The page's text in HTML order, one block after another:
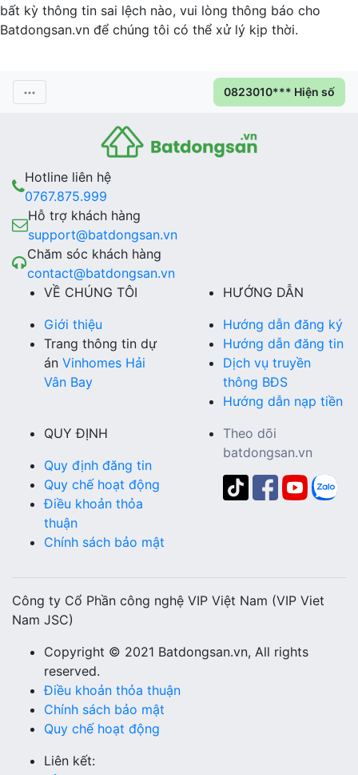
bất kỳ thông tin sai lệch nào, vui lòng thông báo cho
Batdongsan.vn để chúng tôi có thể xử lý kịp thời.
0823010*** Hiện số
Hotline liên hệ
0767.875.999
Hỗ trợ khách hàng
support@batdongsan.vn
Chăm sóc khách hàng
contact@batdongsan.vn
VỀ CHÚNG TÔI
Giới thiệu
Trang thông tin dự
án Vinhomes Hải
Vân Bay
HƯỚNG DẪN
Hướng dẫn đăng ký
Hướng dẫn đăng tin
Dịch vụ truyền
thông BĐS
Hướng dẫn nạp tiền
QUY ĐỊNH
Quy định đăng tin
Quy chế hoạt động
Điều khoản thỏa
thuận
Chính sách bảo mật
Theo dõi
batdongsan.vn
Công ty Cổ Phần công nghệ VIP Việt Nam (VIP Viet
Nam JSC)
Copyright © 2021 Batdongsan.vn, All rights
reserved.
Điều khoản thỏa thuận
Chính sách bảo mật
Quy chế hoạt động
Liên kết: